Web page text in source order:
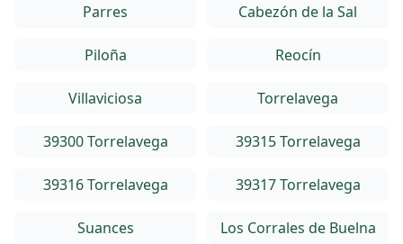
Parres Cabezón de la Sal
Piloña Reocín
Villaviciosa Torrelavega
39300 Torrelavega 39315 Torrelavega
39316 Torrelavega 39317 Torrelavega
Suances Los Corrales de Buelna